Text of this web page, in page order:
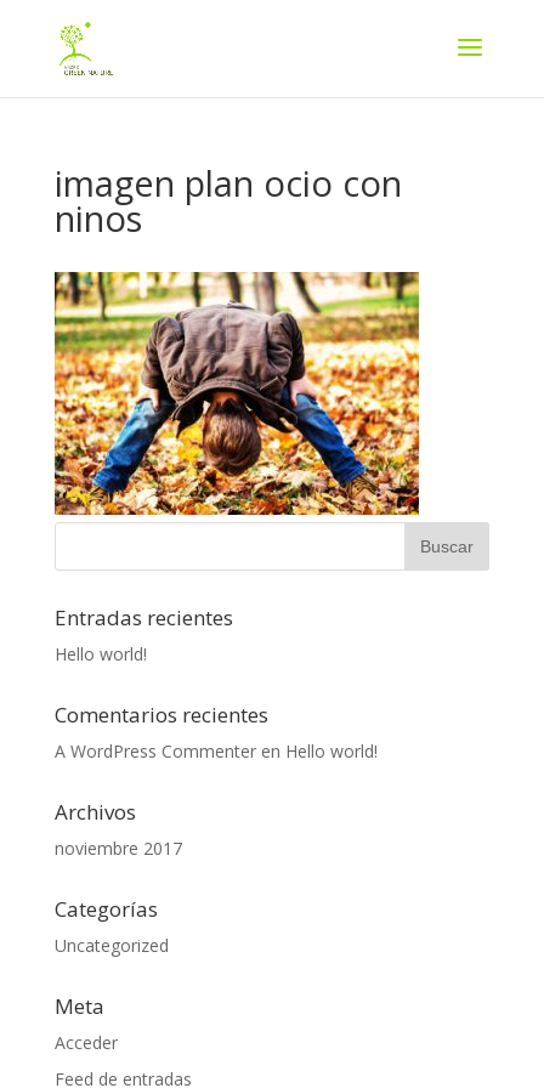
imagen plan ocio con
ninos
Entradas recientes
Hello world!
Comentarios recientes
A WordPress Commenteren Hello world!
Archivos
noviembre 2017
Categorías
Uncategorized
Meta
Acceder
Feed de entradas